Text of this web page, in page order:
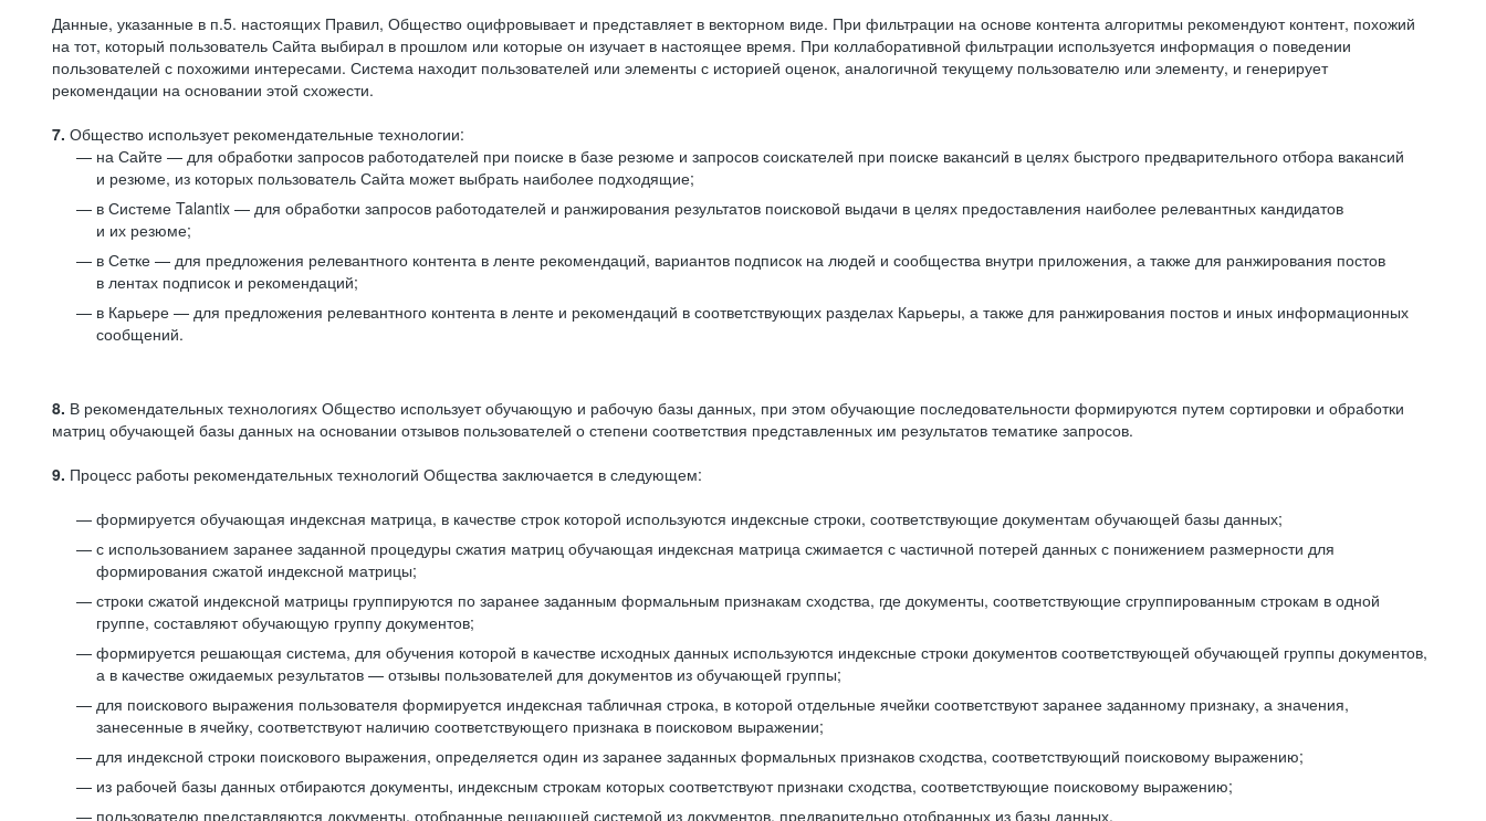
Данные, указанные в п.5. настоящих Правил, Общество оцифровывает и представляет в векторном виде. При фильтрации на основе контента алгоритмы рекомендуют контент, похожий
на тот, который пользователь Сайта выбирал в прошлом или которые он изучает в настоящее время. При коллаборативной фильтрации используется информация о поведении
пользователей с похожими интересами. Система находит пользователей или элементы с историей оценок, аналогичной текущему пользователю или элементу, и генерирует
рекомендации на основании этой схожести.
7. Общество использует рекомендательные технологии:
на Сайте — для обработки запросов работодателей при поиске в базе резюме и запросов соискателей при поиске вакансий в целях быстрого предварительного отбора вакансий
и резюме, из которых пользователь Сайта может выбрать наиболее подходящие;
в Системе Talantix — для обработки запросов работодателей и ранжирования результатов поисковой выдачи в целях предоставления наиболее релевантных кандидатов
и их резюме;
в Сетке — для предложения релевантного контента в ленте рекомендаций, вариантов подписок на людей и сообщества внутри приложения, а также для ранжирования постов
в лентах подписок и рекомендаций;
в Карьере — для предложения релевантного контента в ленте и рекомендаций в соответствующих разделах Карьеры, а также для ранжирования постов и иных информационных
сообщений.
8. В рекомендательных технологиях Общество использует обучающую и рабочую базы данных, при этом обучающие последовательности формируются путем сортировки и обработки
матриц обучающей базы данных на основании отзывов пользователей о степени соответствия представленных им результатов тематике запросов.
9. Процесс работы рекомендательных технологий Общества заключается в следующем:
формируется обучающая индексная матрица, в качестве строк которой используются индексные строки, соответствующие документам обучающей базы данных;
с использованием заранее заданной процедуры сжатия матриц обучающая индексная матрица сжимается с частичной потерей данных с понижением размерности для
формирования сжатой индексной матрицы;
строки сжатой индексной матрицы группируются по заранее заданным формальным признакам сходства, где документы, соответствующие сгруппированным строкам в одной
группе, составляют обучающую группу документов;
формируется решающая система, для обучения которой в качестве исходных данных используются индексные строки документов соответствующей обучающей группы документов,
а в качестве ожидаемых результатов — отзывы пользователей для документов из обучающей группы;
для поискового выражения пользователя формируется индексная табличная строка, в которой отдельные ячейки соответствуют заранее заданному признаку, а значения,
занесенные в ячейку, соответствуют наличию соответствующего признака в поисковом выражении;
для индексной строки поискового выражения, определяется один из заранее заданных формальных признаков сходства, соответствующий поисковому выражению;
из рабочей базы данных отбираются документы, индексным строкам которых соответствуют признаки сходства, соответствующие поисковому выражению;
пользователю представляются документы, отобранные решающей системой из документов, предварительно отобранных из базы данных.